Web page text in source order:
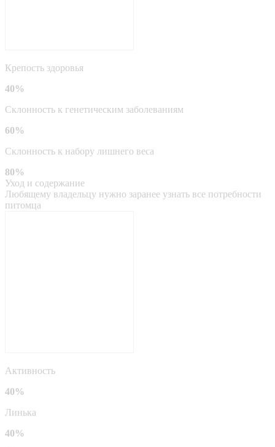
Крепость здоровья
40%
Склонность к генетическим заболеваниям
60%
Склонность к набору лишнего веса
80%
Уход и содержание
Любящему владельцу нужно заранее узнать все потребности
питомца
Активность
40%
Линька
40%